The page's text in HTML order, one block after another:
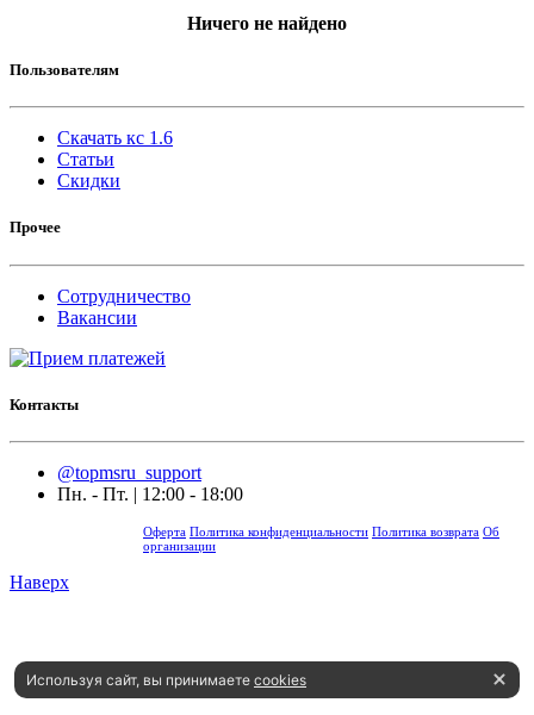
Ничего не найдено
Пользователям
Скачать кс 1.6
Статьи
Скидки
Прочее
Сотрудничество
Вакансии
Контакты
@topmsru_support
Пн. - Пт. | 12:00 - 18:00
Оферта Политика конфиденциальности Политика возврата Об
организации
Наверх
Используя сайт, вы принимаете cookies